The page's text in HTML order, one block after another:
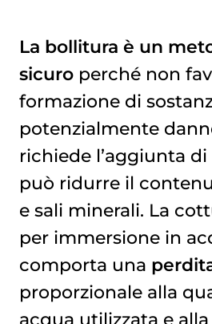
La bollitura è un
sicuroperché non
formazione di
potenzialmente
richiede l’aggiunta di
può ridurre il
e sali minerali. La
per immersione in
comporta una
proporzionale alla
acqua utilizzata e